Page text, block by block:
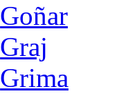
Goñar
Graj
Grima